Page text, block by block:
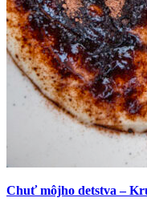
Chuť môjho detstva –